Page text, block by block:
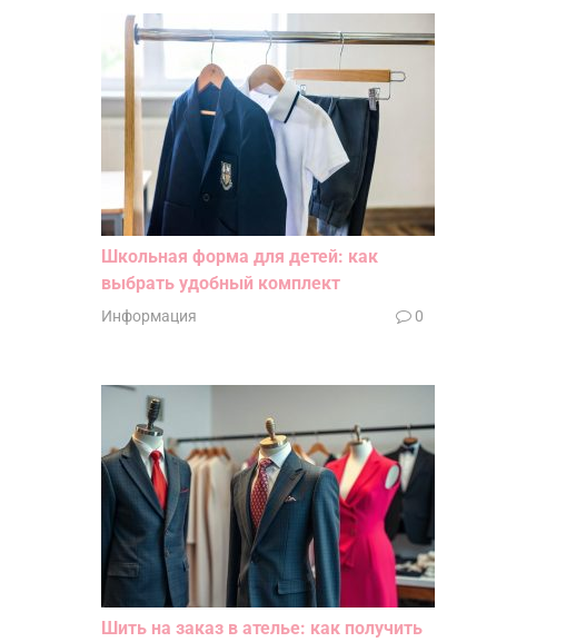
Школьная форма для детей: как
выбрать удобный комплект
Информация 0
Шить на заказ в ателье: как получить